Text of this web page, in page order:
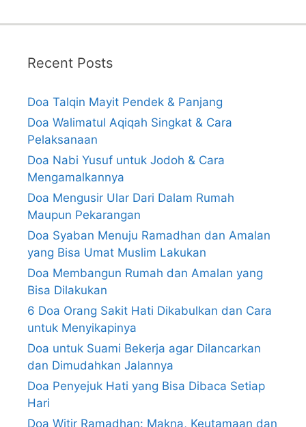
Recent Posts
Doa Talqin Mayit Pendek & Panjang
Doa Walimatul Aqiqah Singkat & Cara
Pelaksanaan
Doa Nabi Yusuf untuk Jodoh & Cara
Mengamalkannya
Doa Mengusir Ular Dari Dalam Rumah
Maupun Pekarangan
Doa Syaban Menuju Ramadhan dan Amalan
yang Bisa Umat Muslim Lakukan
Doa Membangun Rumah dan Amalan yang
Bisa Dilakukan
6 Doa Orang Sakit Hati Dikabulkan dan Cara
untuk Menyikapinya
Doa untuk Suami Bekerja agar Dilancarkan
dan Dimudahkan Jalannya
Doa Penyejuk Hati yang Bisa Dibaca Setiap
Hari
Doa Witir Ramadhan: Makna, Keutamaan dan